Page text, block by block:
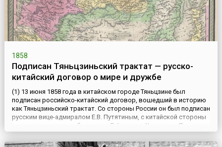
1858
Подписан Тяньцзиньский трактат — русско-
китайский договор о мире и дружбе
(1) 13 июня 1858 года в китайском городе Тяньцзине был
подписан российско-китайский договор, вошедший в историю
как Тяньцзиньский трактат. Со стороны России он был подписан
русским вице-адмиралом Е.В. Путятиным, с китайской стороны
— уполномоченными богдыхана Гуйлянем и Хуашаном.Документ
состоял из 12 статей. Он подтверждал мир и дружбу между
двумя странами, и гарантировал личную безопасность ...